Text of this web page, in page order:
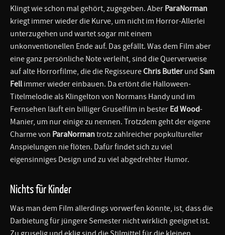
Klingt wie schon mal gehört, zugegeben. Aber ParaNorman
kriegt immer wieder die Kurve, um nicht im Horror-Allerlei
unterzugehen und wartet sogar mit einem
unkonventionellen Ende auf. Das gefällt. Was dem Film aber
eine ganz persönliche Note verleiht, sind die Querverweise
auf alte Horrorfilme, die die RegisseureChris Butlerund Sam
Fell immer wieder einbauen. Da ertönt die Halloween-
Titelmelodie als Klingelton von Normans Handy und im
Fernsehen läuft ein billiger Gruselfilm in bester Ed Wood-
Manier, um nur einige zu nennen. Trotzdem geht der eigene
Charme von ParaNormantrotz zahlreicher popkultureller
Anspielungen nie flöten. Dafür findet sich zu viel
eigensinniges Design und zu viel abgedrehter Humor.
Nichts für Kinder
Was man dem Film allerdings vorwerfen könnte, ist, dass die
Darbietung für jüngere Semester nicht wirklich geeignet ist.